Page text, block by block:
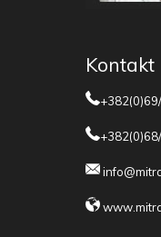
Kontakt